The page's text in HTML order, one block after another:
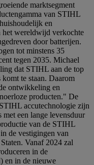
marktsegment
van STIHL
en
het wereldwijd verkochte
door batterijen.
tot minstens 35
tegen 2035. Michael
dat STIHL aan de top
te staan. Daarom
ontwikkeling en
producten." De
accutechnologie zijn
met een lange levensduur
van de STIHL
de vestigingen van
Vanaf 2024 zal
in de
en in de nieuwe